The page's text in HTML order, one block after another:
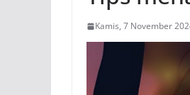
Kamis, 7 November